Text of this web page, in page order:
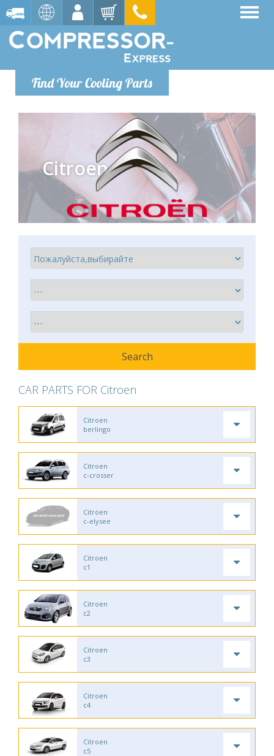
Find Your Cooling Parts
Citroen
CAR PARTS FOR Citroen
Citroen
berlingo
Citroen
c-crosser
Citroen
c-elysee
Citroen
c1
Citroen
c2
Citroen
c3
Citroen
c4
Citroen
c5